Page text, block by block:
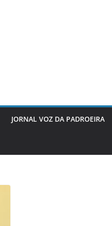
JORNAL VOZ DA PADROEIRA